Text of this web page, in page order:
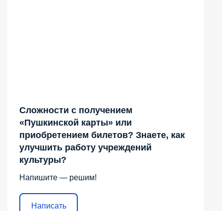
Сложности с получением
«Пушкинской карты» или
приобретением билетов? Знаете, как
улучшить работу учреждений
культуры?
Напишите — решим!
Написать